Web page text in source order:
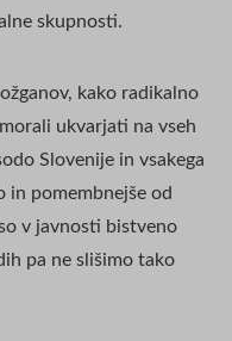
skupnosti.
kako radikalno
ukvarjati na vseh
Slovenije in vsakega
in pomembnejše od
v javnosti bistveno
pa ne slišimo tako